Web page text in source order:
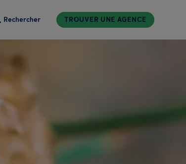
Rechercher TROUVER UNE AGENCE